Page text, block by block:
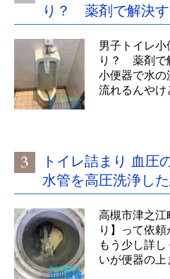
り？ 薬剤で解決
男子トイレ
り？ 薬剤で
小便器で水の
流れるんやけ
トイレ詰まり 血圧
水管を高圧洗浄し
高槻市津之江
り】って依
もう少し詳
いが便器の上